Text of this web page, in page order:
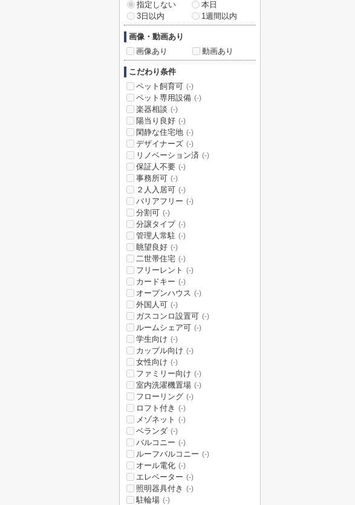
指定しない
本日
3日以内
1週間以内
画像・動画あり
画像あり
動画あり
こだわり条件
ペット飼育可 (-)
ペット専用設備 (-)
楽器相談 (-)
陽当り良好 (-)
閑静な住宅地 (-)
デザイナーズ (-)
リノベーション済 (-)
保証人不要 (-)
事務所可 (-)
２人入居可 (-)
バリアフリー (-)
分割可 (-)
分譲タイプ (-)
管理人常駐 (-)
眺望良好 (-)
二世帯住宅 (-)
フリーレント (-)
カードキー (-)
オープンハウス (-)
外国人可 (-)
ガスコンロ設置可 (-)
ルームシェア可 (-)
学生向け (-)
カップル向け (-)
女性向け (-)
ファミリー向け (-)
室内洗濯機置場 (-)
フローリング (-)
ロフト付き (-)
メゾネット (-)
ベランダ (-)
バルコニー (-)
ルーフバルコニー (-)
オール電化 (-)
エレベーター (-)
照明器具付き (-)
駐輪場 (-)